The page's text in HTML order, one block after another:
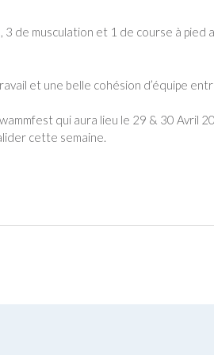
3 de musculation et 1 de course à
et une belle cohésion d’équipe
qui aura lieu le 29 & 30 Avril
cette semaine.